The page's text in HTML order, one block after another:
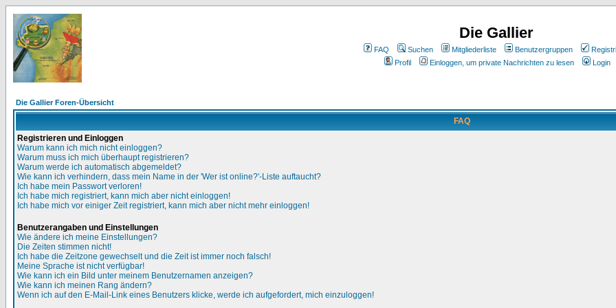
Die Gallier
FAQ Suchen Mitgliederliste Benutzergruppen
Profil
Einloggen, um private Nachrichten zu lesen Login
Die Gallier Foren-Übersicht
FAQ
Registrieren und Einloggen
Warum kann ich mich nicht einloggen?
Warum muss ich mich überhaupt registrieren?
Warum werde ich automatisch abgemeldet?
Wie kann ich verhindern, dass mein Name in der 'Wer ist online?'-Liste auftaucht?
Ich habe mein Passwort verloren!
Ich habe mich registriert, kann mich aber nicht einloggen!
Ich habe mich vor einiger Zeit registriert, kann mich aber nicht mehr einloggen!
Benutzerangaben und Einstellungen
Wie ändere ich meine Einstellungen?
Die Zeiten stimmen nicht!
Ich habe die Zeitzone gewechselt und die Zeit ist immer noch falsch!
Meine Sprache ist nicht verfügbar!
Wie kann ich ein Bild unter meinem Benutzernamen anzeigen?
Wie kann ich meinen Rang ändern?
Wenn ich auf den E-Mail-Link eines Benutzers klicke, werde ich aufgefordert, mich einzuloggen!